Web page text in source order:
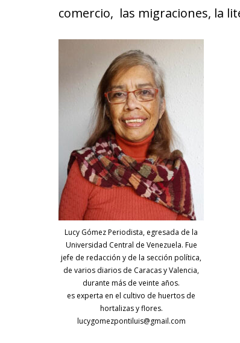
comercio, las migraciones, la
Lucy Gómez Periodista, egresada de la
Universidad Central de Venezuela. Fue
jefe de redacción y de la sección política,
de varios diarios de Caracas y Valencia,
durante más de veinte años.
es experta en el cultivo de huertos de
hortalizas y flores.
lucygomezpontiluis@gmail.com